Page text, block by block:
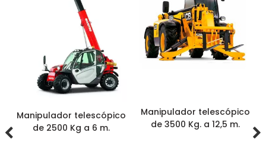
Manipulador telescópico
de 2500 Kg a 6 m.
Manipulador telescópico
de 3500 Kg. a 12,5 m.